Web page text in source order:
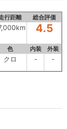
行距離 総合評価
4.5
色 内装 外装
クロ - -